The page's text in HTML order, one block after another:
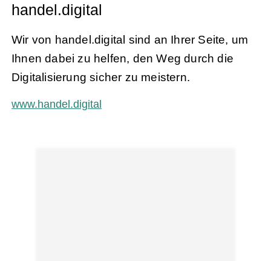
handel.digital
Wir von handel.digital sind an Ihrer Seite, um
Ihnen dabei zu helfen, den Weg durch die
Digitalisierung sicher zu meistern.
www.handel.digital